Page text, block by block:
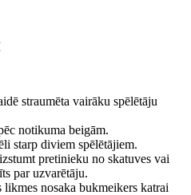
straumēta vairāku spēlētāju
notikuma beigām.
starp diviem spēlētājiem.
pretinieku no skatuves vai
par uzvarētāju.
nosaka bukmeikers katrai